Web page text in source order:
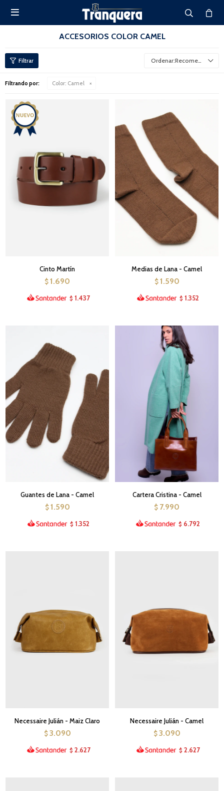

ACCESORIOS COLOR CAMEL
Recomendados
Filtrando por: Color: Camel
Cinto Martín
$ 1.690
$ 1.437
Medias de Lana - Camel
$ 1.590
$ 1.352
Guantes de Lana - Camel
$ 1.590
$ 1.352
Cartera Cristina - Camel
$ 7.990
$ 6.792
Necessaire Julián - Maiz Claro
$ 3.090
$ 2.627
Necessaire Julián - Camel
$ 3.090
$ 2.627